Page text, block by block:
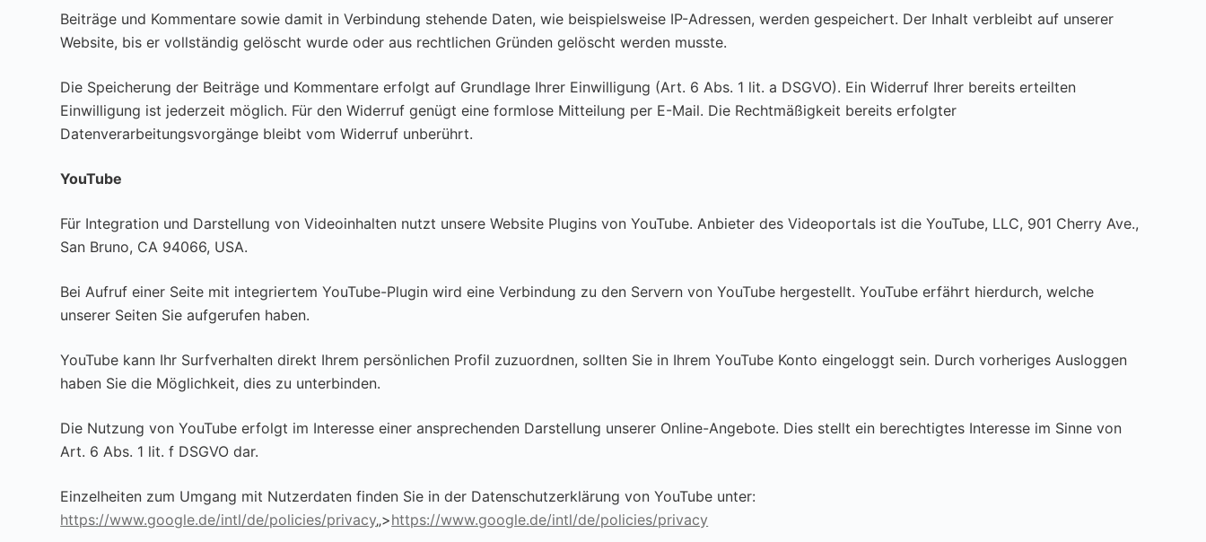
Beiträge und Kommentare sowie damit in Verbindung stehende Daten, wie beispielsweise IP-Adressen, werden gespeichert. Der Inhalt verbleibt auf unserer
Website, bis er vollständig gelöscht wurde oder aus rechtlichen Gründen gelöscht werden musste.
Die Speicherung der Beiträge und Kommentare erfolgt auf Grundlage Ihrer Einwilligung (Art. 6 Abs. 1 lit. a DSGVO). Ein Widerruf Ihrer bereits erteilten
Einwilligung ist jederzeit möglich. Für den Widerruf genügt eine formlose Mitteilung per E-Mail. Die Rechtmäßigkeit bereits erfolgter
Datenverarbeitungsvorgänge bleibt vom Widerruf unberührt.
YouTube
Für Integration und Darstellung von Videoinhalten nutzt unsere Website Plugins von YouTube. Anbieter des Videoportals ist die YouTube, LLC, 901 Cherry Ave.,
San Bruno, CA 94066, USA.
Bei Aufruf einer Seite mit integriertem YouTube-Plugin wird eine Verbindung zu den Servern von YouTube hergestellt. YouTube erfährt hierdurch, welche
unserer Seiten Sie aufgerufen haben.
YouTube kann Ihr Surfverhalten direkt Ihrem persönlichen Profil zuzuordnen, sollten Sie in Ihrem YouTube Konto eingeloggt sein. Durch vorheriges Ausloggen
haben Sie die Möglichkeit, dies zu unterbinden.
Die Nutzung von YouTube erfolgt im Interesse einer ansprechenden Darstellung unserer Online-Angebote. Dies stellt ein berechtigtes Interesse im Sinne von
Art. 6 Abs. 1 lit. f DSGVO dar.
Einzelheiten zum Umgang mit Nutzerdaten finden Sie in der Datenschutzerklärung von YouTube unter:
https://www.google.de/intl/de/policies/privacy„>https://www.google.de/intl/de/policies/privacy